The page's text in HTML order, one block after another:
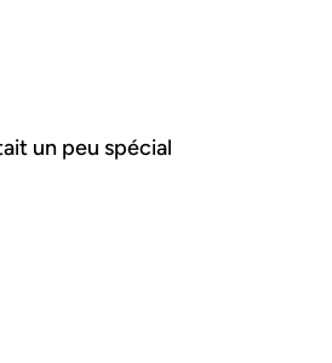
un peu spécial